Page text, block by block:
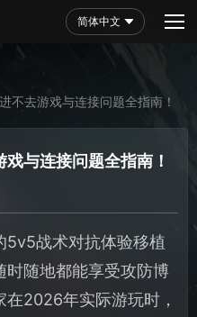
简体中文
不去游戏与连接问题全指南！
与连接问题全指南！
5v5战术对抗体验移植
时随地都能享受攻防博
2026年实际游玩时，